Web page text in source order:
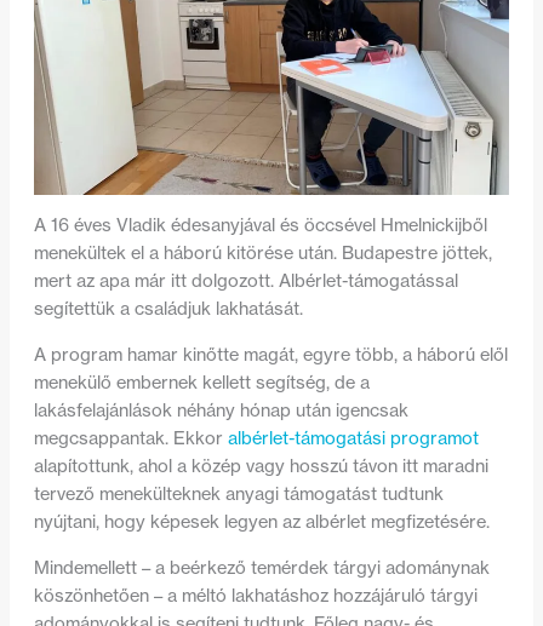
A 16 éves Vladik édesanyjával és öccsével Hmelnickijből
menekültek el a háború kitörése után. Budapestre jöttek,
mert az apa már itt dolgozott. Albérlet-támogatással
segítettük a családjuk lakhatását.
A program hamar kinőtte magát, egyre több, a háború elől
menekülő embernek kellett segítség, de a
lakásfelajánlások néhány hónap után igencsak
megcsappantak. Ekkor albérlet-támogatási programot
alapítottunk, ahol a közép vagy hosszú távon itt maradni
tervező menekülteknek anyagi támogatást tudtunk
nyújtani, hogy képesek legyen az albérlet megfizetésére.
Mindemellett – a beérkező temérdek tárgyi adománynak
köszönhetően – a méltó lakhatáshoz hozzájáruló tárgyi